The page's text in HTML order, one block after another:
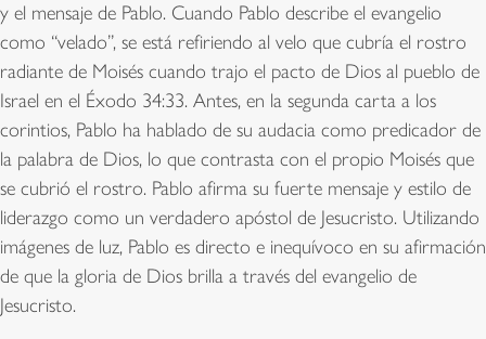
y el mensaje de Pablo. Cuando Pablo describe el evangelio
como “velado”, se está refiriendo al velo que cubría el rostro
radiante de Moisés cuando trajo el pacto de Dios al pueblo de
Israel en el Éxodo 34:33. Antes, en la segunda carta a los
corintios, Pablo ha hablado de su audacia como predicador de
la palabra de Dios, lo que contrasta con el propio Moisés que
se cubrió el rostro. Pablo afirma su fuerte mensaje y estilo de
liderazgo como un verdadero apóstol de Jesucristo. Utilizando
imágenes de luz, Pablo es directo e inequívoco en su afirmación
de que la gloria de Dios brilla a través del evangelio de
Jesucristo.